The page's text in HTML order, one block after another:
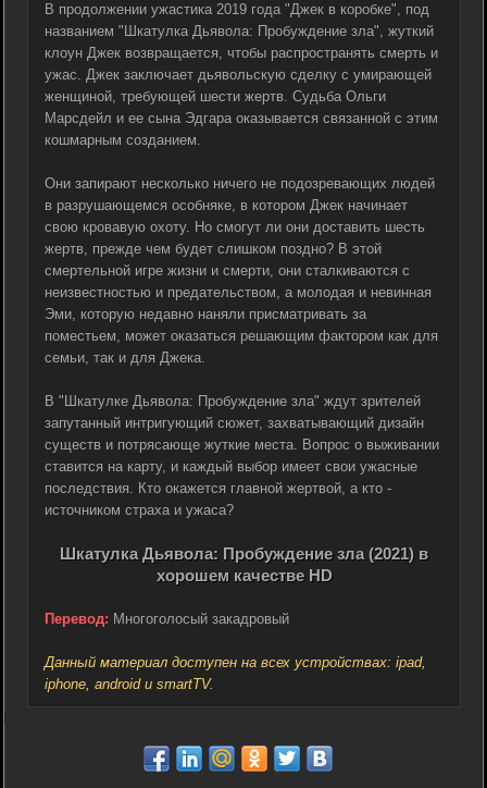
В продолжении ужастика 2019 года "Джек в коробке", под
названием "Шкатулка Дьявола: Пробуждение зла", жуткий
клоун Джек возвращается, чтобы распространять смерть и
ужас. Джек заключает дьявольскую сделку с умирающей
женщиной, требующей шести жертв. Судьба Ольги
Марсдейл и ее сына Эдгара оказывается связанной с этим
кошмарным созданием.
Они запирают несколько ничего не подозревающих людей
в разрушающемся особняке, в котором Джек начинает
свою кровавую охоту. Но смогут ли они доставить шесть
жертв, прежде чем будет слишком поздно? В этой
смертельной игре жизни и смерти, они сталкиваются с
неизвестностью и предательством, а молодая и невинная
Эми, которую недавно наняли присматривать за
поместьем, может оказаться решающим фактором как для
семьи, так и для Джека.
В "Шкатулке Дьявола: Пробуждение зла" ждут зрителей
запутанный интригующий сюжет, захватывающий дизайн
существ и потрясающе жуткие места. Вопрос о выживании
ставится на карту, и каждый выбор имеет свои ужасные
последствия. Кто окажется главной жертвой, а кто -
источником страха и ужаса?
Шкатулка Дьявола: Пробуждение зла (2021) в
хорошем качестве HD
Перевод: Многоголосый закадровый
Данный материал доступен на всех устройствах: ipad,
iphone, android и smartTV.